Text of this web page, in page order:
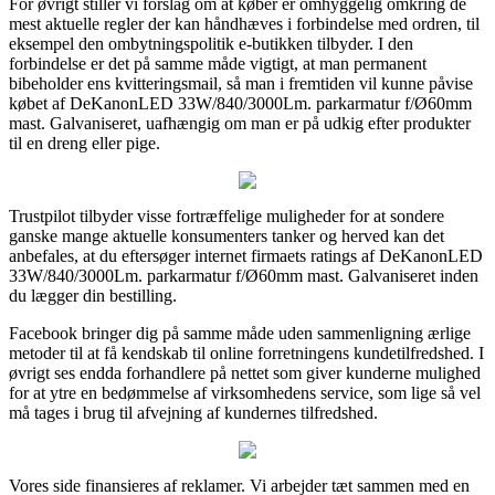
mest aktuelle regler der kan håndhæves i forbindelse med ordren, til
eksempel den ombytningspolitik e-butikken tilbyder. I den
forbindelse er det på samme måde vigtigt, at man permanent
bibeholder ens kvitteringsmail, så man i fremtiden vil kunne påvise
købet af DeKanonLED 33W/840/3000Lm. parkarmatur f/Ø60mm
mast. Galvaniseret, uafhængig om man er på udkig efter produkter
til en dreng eller pige.
Trustpilot tilbyder visse fortræffelige muligheder for at sondere
ganske mange aktuelle konsumenters tanker og herved kan det
anbefales, at du eftersøger internet firmaets ratings af DeKanonLED
33W/840/3000Lm. parkarmatur f/Ø60mm mast. Galvaniseret inden
du lægger din bestilling.
Facebook bringer dig på samme måde uden sammenligning ærlige
metoder til at få kendskab til online forretningens kundetilfredshed. I
øvrigt ses endda forhandlere på nettet som giver kunderne mulighed
for at ytre en bedømmelse af virksomhedens service, som lige så vel
må tages i brug til afvejning af kundernes tilfredshed.
Vores side finansieres af reklamer. Vi arbejder tæt sammen med en